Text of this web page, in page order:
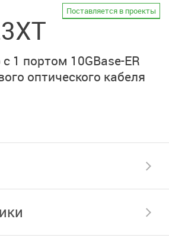
Поставляется в проекты
1 портом 10GBase-ER
оптического кабеля